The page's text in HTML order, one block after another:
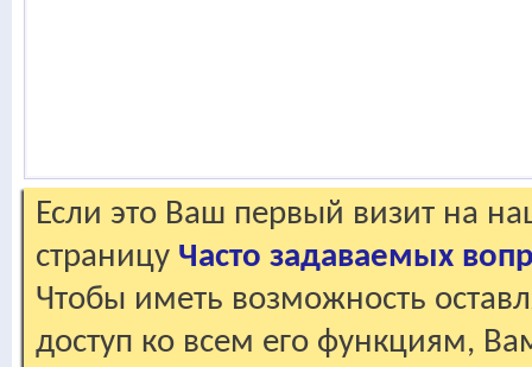
Если это Ваш первый визит на
страницу Часто задаваемых
Чтобы иметь возможность
доступ ко всем его функциям,